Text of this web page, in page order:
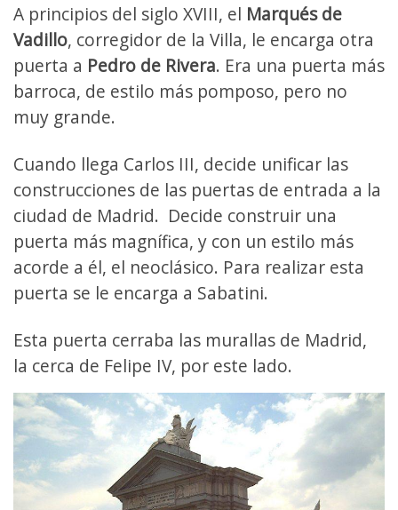
A principios del siglo XVIII, el Marqués de
Vadillo, corregidor de la Villa, le encarga otra
puerta a Pedro de Rivera. Era una puerta más
barroca, de estilo más pomposo, pero no
muy grande.
Cuando llega Carlos III, decide unificar las
construcciones de las puertas de entrada a la
ciudad de Madrid. Decide construir una
puerta más magnífica, y con un estilo más
acorde a él, el neoclásico. Para realizar esta
puerta se le encarga a Sabatini.
Esta puerta cerraba las murallas de Madrid,
la cerca de Felipe IV, por este lado.